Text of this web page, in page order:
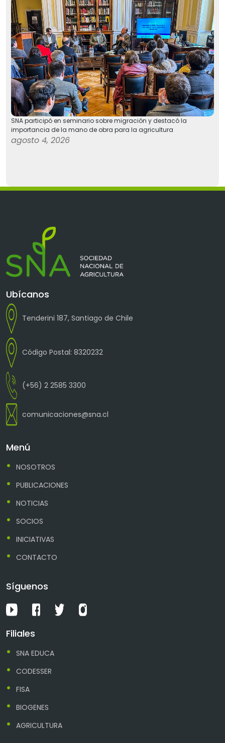
SNA participó en seminario sobre migración y destacó la
importancia de la mano de obra para la agricultura
agosto 4, 2026
Ubícanos
Tenderini 187, Santiago de Chile
Código Postal: 8320232
(+56) 2 2585 3300
comunicaciones@sna.cl
Menú
NOSOTROS
PUBLICACIONES
NOTICIAS
SOCIOS
INICIATIVAS
CONTACTO
Síguenos
Filiales
SNA EDUCA
CODESSER
FISA
BIOGENES
AGRICULTURA